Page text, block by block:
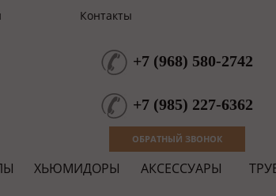
Контакты
+7 (968) 580-2742
+7 (985) 227-6362
ОБРАТНЫЙ ЗВОНОК
ХЬЮМИДОРЫ АКСЕССУАРЫ